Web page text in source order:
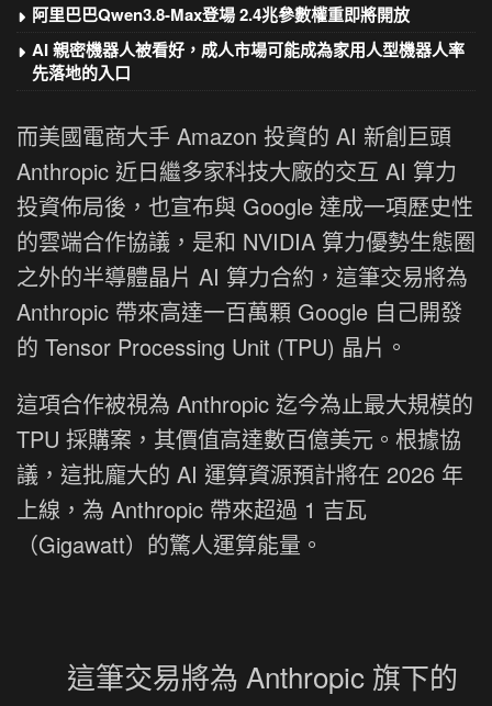
阿里巴巴Qwen3.8-Max登場 2.4兆參數權重即將開放
AI 親密機器人被看好，成人市場可能成為家用人型機器人率
先落地的入口
而美國電商大手 Amazon 投資的 AI 新創巨頭
Anthropic 近日繼多家科技大廠的交互 AI 算力
投資佈局後，也宣布與 Google 達成一項歷史性
的雲端合作協議，是和 NVIDIA 算力優勢生態圈
之外的半導體晶片 AI 算力合約，這筆交易將為
Anthropic 帶來高達一百萬顆 Google 自己開發
的 Tensor Processing Unit (TPU) 晶片。
這項合作被視為 Anthropic 迄今為止最大規模的
TPU 採購案，其價值高達數百億美元。根據協
議，這批龐大的 AI 運算資源預計將在 2026 年
上線，為 Anthropic 帶來超過 1 吉瓦
（Gigawatt）的驚人運算能量。
這筆交易將為 Anthropic 旗下的